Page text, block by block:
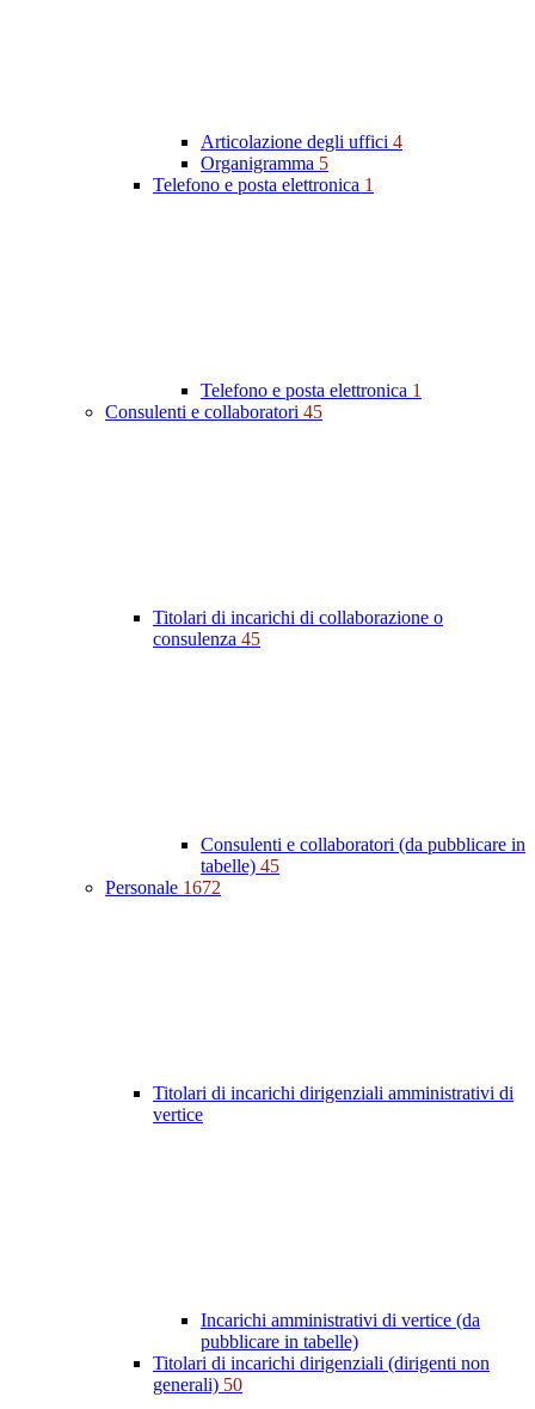
Articolazione degli uffici 4
Organigramma 5
Telefono e posta elettronica 1
Telefono e posta elettronica 1
Consulenti e collaboratori 45
Titolari di incarichi di collaborazione o
consulenza 45
Consulenti e collaboratori (da pubblicare in
tabelle) 45
Personale 1672
Titolari di incarichi dirigenziali amministrativi di
vertice
Incarichi amministrativi di vertice (da
pubblicare in tabelle)
Titolari di incarichi dirigenziali (dirigenti non
generali) 50